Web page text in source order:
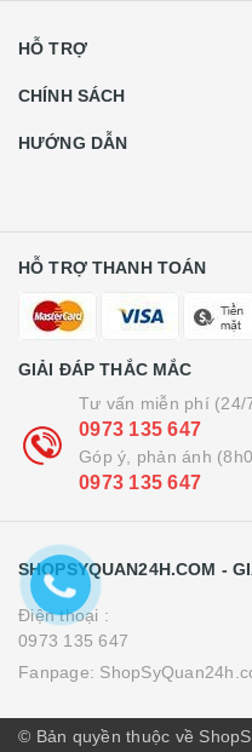
HỖ TRỢ
CHÍNH SÁCH
HƯỚNG DẪN
HỖ TRỢ THANH TOÁN
GIẢI ĐÁP THẮC MẮC
Tư vấn miễn phí (24/
0973 135 647
Góp ý, phản ánh
0973 135 647
SHOPSYQUAN24H.COM -
Điện thoại :
0973 135 647
Fanpage:
© Bản quyền thuộc về